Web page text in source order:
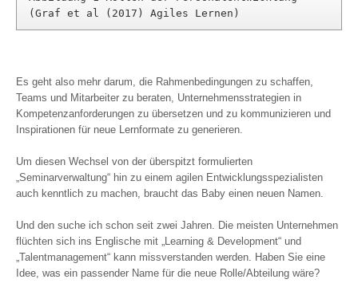
(Graf et al (2017) Agiles Lernen)
Es geht also mehr darum, die Rahmenbedingungen zu schaffen,
Teams und Mitarbeiter zu beraten, Unternehmensstrategien in
Kompetenzanforderungen zu übersetzen und zu kommunizieren und
Inspirationen für neue Lernformate zu generieren.
Um diesen Wechsel von der überspitzt formulierten
„Seminarverwaltung“ hin zu einem agilen Entwicklungsspezialisten
auch kenntlich zu machen, braucht das Baby einen neuen Namen.
Und den suche ich schon seit zwei Jahren. Die meisten Unternehmen
flüchten sich ins Englische mit „Learning & Development“ und
„Talentmanagement“ kann missverstanden werden. Haben Sie eine
Idee, was ein passender Name für die neue Rolle/Abteilung wäre?